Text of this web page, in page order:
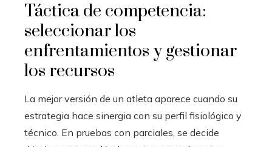
Táctica de competencia:
seleccionar los
enfrentamientos y gestionar
los recursos
La mejor versión de un atleta aparece cuando su
estrategia hace sinergia con su perfil fisiológico y
técnico. En pruebas con parciales, se decide